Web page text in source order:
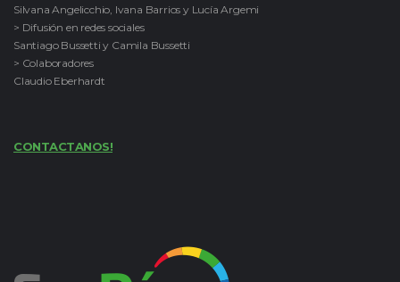
Silvana Angelicchio, Ivana Barrios y Lucía Argemi
> Difusión en redes sociales
Santiago Bussetti y Camila Bussetti
> Colaboradores
Claudio Eberhardt
CONTACTANOS!